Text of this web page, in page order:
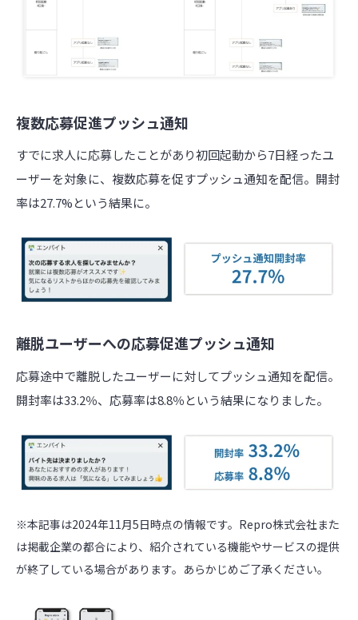
複数応募促進プッシュ通知
すでに求人に応募したことがあり初回起動から7日経ったユ
ーザーを対象に、複数応募を促すプッシュ通知を配信。開封
率は27.7%という結果に。
離脱ユーザーへの応募促進プッシュ通知
応募途中で離脱したユーザーに対してプッシュ通知を配信。
開封率は33.2％、応募率は8.8％という結果になりました。
※本記事は2024年11月5日時点の情報です。Repro株式会社また
は掲載企業の都合により、紹介されている機能やサービスの提供
が終了している場合があります。あらかじめご了承ください。